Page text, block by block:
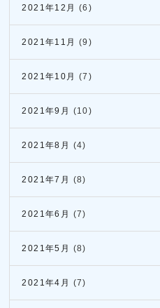
2021年12月 (6)
2021年11月 (9)
2021年10月 (7)
2021年9月 (10)
2021年8月 (4)
2021年7月 (8)
2021年6月 (7)
2021年5月 (8)
2021年4月 (7)